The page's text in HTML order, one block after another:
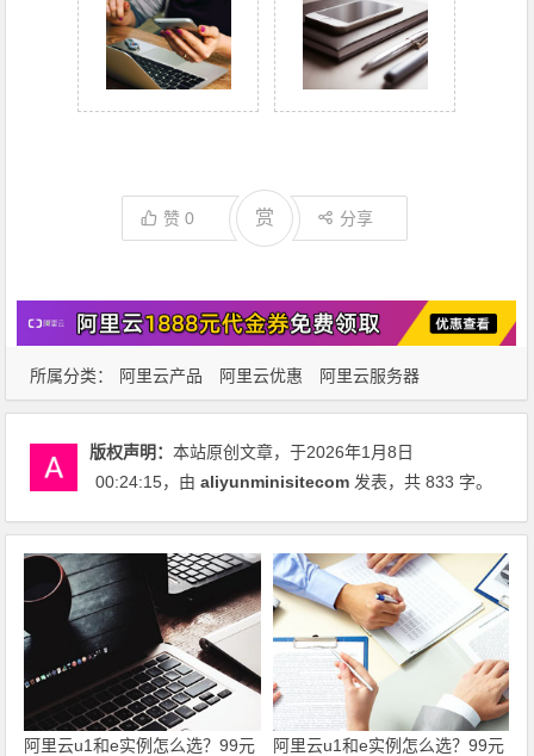
赞0 赏 分享
所属分类： 阿里云产品 阿里云优惠 阿里云服务器
版权声明：本站原创文章，于2026年1月8日
00:24:15，由aliyunminisitecom 发表，共 833 字。
阿里云u1和e实例怎么选？99元
阿里云u1和e实例怎么选？99元